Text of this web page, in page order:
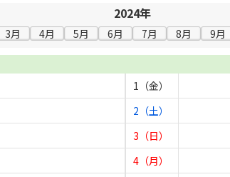
2024年
3月 4月 5月 6月 7月 8月 9月
1（金）
2（土）
3（日）
4（月）